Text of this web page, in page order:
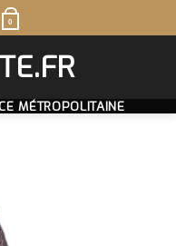
0
MÉTROPOLITAINE